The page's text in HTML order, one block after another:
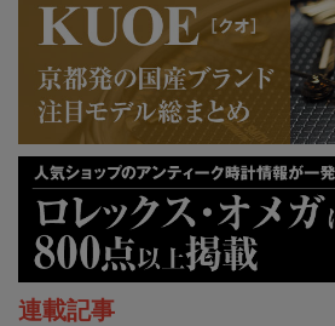
連載記事